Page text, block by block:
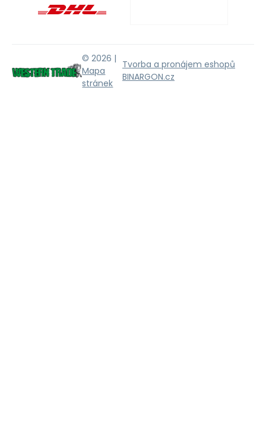
© 2026 |
Mapa
stránek
Tvorba a pronájem eshopů
BINARGON.cz